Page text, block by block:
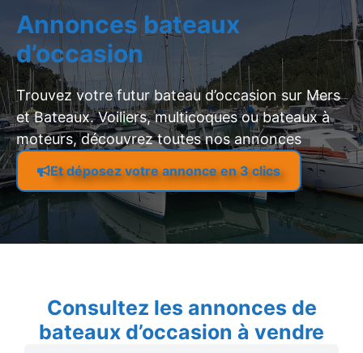
Annonces bateaux
d’occasion
Trouvez votre futur bateau d’occasion sur Mers
et Bateaux. Voiliers, multicoques ou bateaux à
moteurs, découvrez toutes nos annonces
Et déposez votre annonce en 3 clics
Consultez les annonces de
bateaux d’occasion à vendre